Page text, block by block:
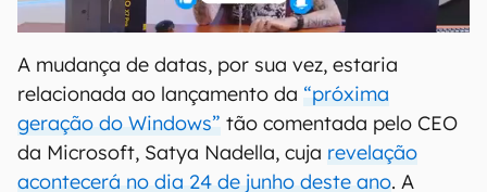
A mudança de datas, por sua vez, estaria
relacionada ao lançamento da “próxima
geração do Windows” tão comentada pelo CEO
da Microsoft, Satya Nadella, cuja revelação
acontecerá no dia 24 de junho deste ano. A